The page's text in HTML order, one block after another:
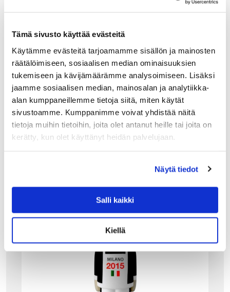
Tämä sivusto käyttää evästeitä
Käytämme evästeitä tarjoamamme sisällön ja mainosten
räätälöimiseen, sosiaalisen median ominaisuuksien
tukemiseen ja kävijämäärämme analysoimiseen. Lisäksi
jaamme sosiaalisen median, mainosalan ja analytiikka-
alan kumppaneillemme tietoja siitä, miten käytät
sivustoamme. Kumppanimme voivat yhdistää näitä
tietoja muihin tietoihin, joita olet antanut heille tai joita on
kerätty, kun olet käyttänyt heidän palvelujaan.
Näytä tiedot
Salli kaikki
Kiellä
korkkiruuvi avaa viinipullon näppärästi. Suunnittelijan
omakuva Alessandro on hattupäinen iloinen veikko, joka
on pukeutunut punaiseen paitaan ja valkoisiin housuihin.
50.00€
LISÄÄ OSTOSKORIIN